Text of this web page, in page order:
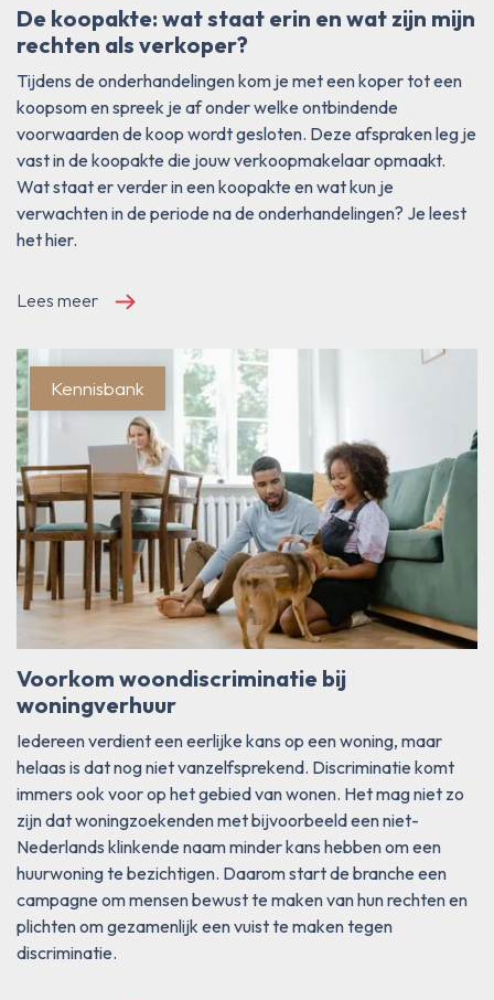
De koopakte: wat staat erin en wat zijn mijn
rechten als verkoper?
Tijdens de onderhandelingen kom je met een koper tot een
koopsom en spreek je af onder welke ontbindende
voorwaarden de koop wordt gesloten. Deze afspraken leg je
vast in de koopakte die jouw verkoopmakelaar opmaakt.
Wat staat er verder in een koopakte en wat kun je
verwachten in de periode na de onderhandelingen? Je leest
het hier.
Lees meer
Kennisbank
Voorkom woondiscriminatie bij
woningverhuur
Iedereen verdient een eerlijke kans op een woning, maar
helaas is dat nog niet vanzelfsprekend. Discriminatie komt
immers ook voor op het gebied van wonen. Het mag niet zo
zijn dat woningzoekenden met bijvoorbeeld een niet-
Nederlands klinkende naam minder kans hebben om een
huurwoning te bezichtigen. Daarom start de branche een
campagne om mensen bewust te maken van hun rechten en
plichten om gezamenlijk een vuist te maken tegen
discriminatie.